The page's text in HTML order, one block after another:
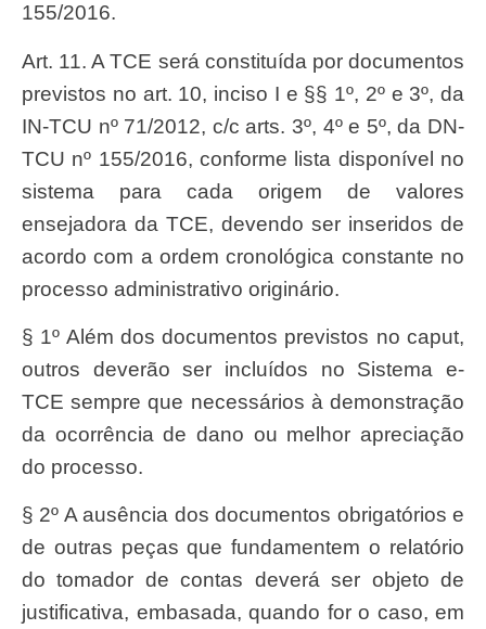
155/2016.
Art. 11. A TCE será constituída por documentos
previstos no art. 10, inciso I e §§ 1º, 2º e 3º, da
IN-TCU nº 71/2012, c/c arts. 3º, 4º e 5º, da DN-
TCU nº 155/2016, conforme lista disponível no
sistema para cada origem de valores
ensejadora da TCE, devendo ser inseridos de
acordo com a ordem cronológica constante no
processo administrativo originário.
§ 1º Além dos documentos previstos no caput,
outros deverão ser incluídos no Sistema e-
TCE sempre que necessários à demonstração
da ocorrência de dano ou melhor apreciação
do processo.
§ 2º A ausência dos documentos obrigatórios e
de outras peças que fundamentem o relatório
do tomador de contas deverá ser objeto de
justificativa, embasada, quando for o caso, em